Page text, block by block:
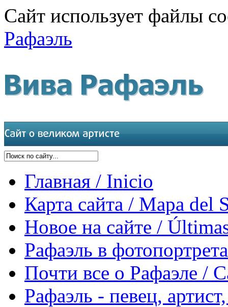
Сайт использует файлы
Рафаэль
Главная / Inicio
Карта сайта / Mapa del
Новое на сайте /
Рафаэль в
Почти все о Рафаэле /
Рафаэль - певец,